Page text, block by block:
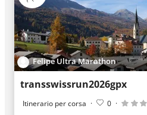
Felipe Ultra Marathon
transswissrun2026gpx
Itinerario per corsa · 0 ·